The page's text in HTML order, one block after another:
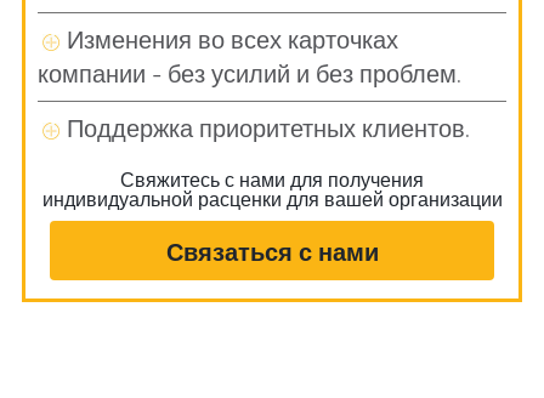
Изменения во всех карточках
компании - без усилий и без проблем.
Поддержка приоритетных клиентов.
Свяжитесь с нами для получения
индивидуальной расценки для вашей организации
Связаться с нами